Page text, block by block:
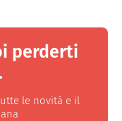
perderti
le novità e il